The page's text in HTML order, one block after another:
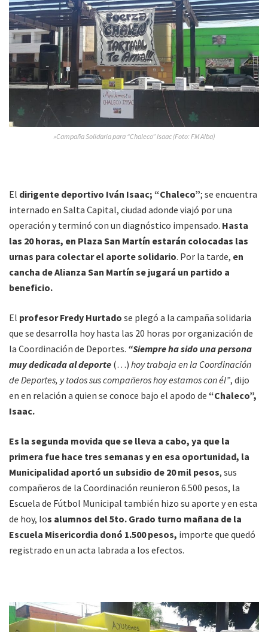
»Campaña Solidaria para “Chaleco” Isaac (Foto: FM Alba)
El dirigente deportivo Iván Isaac; “Chaleco”; se encuentra
internado en Salta Capital, ciudad adonde viajó por una
operación y terminó con un diagnóstico impensado. Hasta
las 20 horas, en Plaza San Martín estarán colocadas las
urnas para colectar el aporte solidario. Por la tarde, en
cancha de Alianza San Martín se jugará un partido a
beneficio.
El profesor Fredy Hurtado se plegó a la campaña solidaria
que se desarrolla hoy hasta las 20 horas por organización de
la Coordinación de Deportes. “Siempre ha sido una persona
muy dedicada al deporte (…) hoy trabaja en la Coordinación
de Deportes, y todos sus compañeros hoy estamos con él”, dijo
en en relación a quien se conoce bajo el apodo de “Chaleco”,
Isaac.
Es la segunda movida que se lleva a cabo, ya que la
primera fue hace tres semanas y en esa oportunidad, la
Municipalidad aportó un subsidio de 20 mil pesos, sus
compañeros de la Coordinación reunieron 6.500 pesos, la
Escuela de Fútbol Municipal también hizo su aporte y en esta
de hoy, los alumnos del 5to. Grado turno mañana de la
Escuela Misericordia donó 1.500 pesos, importe que quedó
registrado en un acta labrada a los efectos.